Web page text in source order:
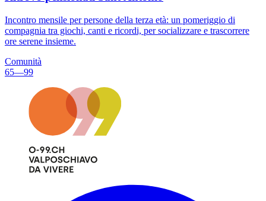
Incontro mensile per persone della terza età: un pomeriggio di
compagnia tra giochi, canti e ricordi, per socializzare e trascorrere
ore serene insieme.
Comunità
65—99